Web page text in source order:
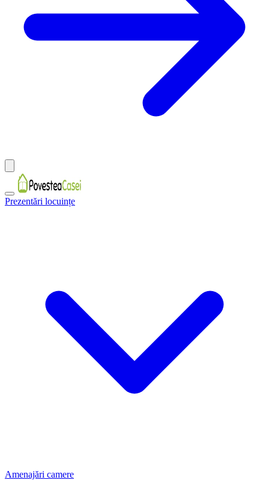
Prezentări locuințe
Amenajări camere